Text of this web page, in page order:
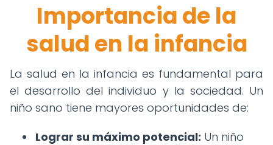
Importancia de la
salud en la infancia
La salud en la infancia es fundamental para
el desarrollo del individuo y la sociedad. Un
niño sano tiene mayores oportunidades de:
Lograr su máximo potencial: Un niño